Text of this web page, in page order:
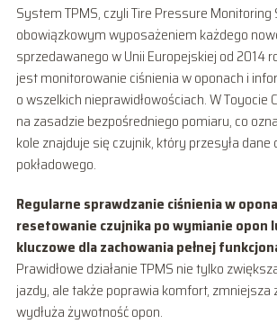
System TPMS, czyli Tire Pressure
obowiązkowym wyposażeniem każdego
sprzedawanego w Unii Europejskiej od 2014
jest monitorowanie ciśnienia w oponach i
o wszelkich nieprawidłowościach. W Toyocie
na zasadzie bezpośredniego pomiaru, co
kole znajduje się czujnik, który przesyła
pokładowego.
Regularne sprawdzanie ciśnienia w
resetowanie czujnika po wymianie opon
kluczowe dla zachowania pełnej
Prawidłowe działanie TPMS nie tylko
jazdy, ale także poprawia komfort, zmniejsza
wydłuża żywotność opon.